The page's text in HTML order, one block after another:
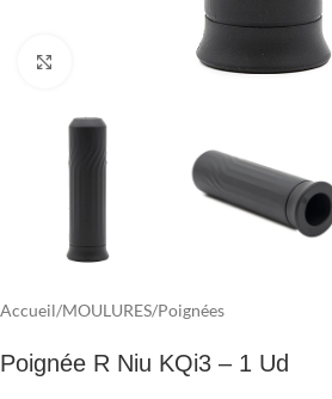
Accueil/MOULURES/Poignées
Poignée R Niu KQi3 – 1 Ud